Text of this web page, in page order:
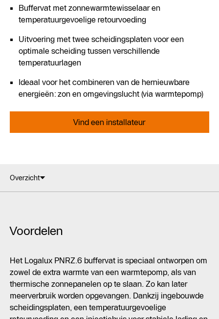
Buffervat met zonnewarmtewisselaar en
temperatuurgevoelige retourvoeding
Uitvoering met twee scheidingsplaten voor een
optimale scheiding tussen verschillende
temperatuurlagen
Ideaal voor het combineren van de hernieuwbare
energieën: zon en omgevingslucht (via warmtepomp)
Vind een installateur
Overzicht
Voordelen
Het Logalux PNRZ.6 buffervat is speciaal ontworpen om
zowel de extra warmte van een warmtepomp, als van
thermische zonnepanelen op te slaan. Zo kan later
meerverbruik worden opgevangen. Dankzij ingebouwde
scheidingsplaten, een temperatuurgevoelige